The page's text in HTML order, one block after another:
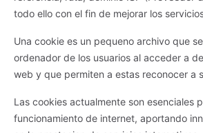
todo ello con el fin de mejorar los
Una cookie es un pequeno archivo que
ordenador de los usuarios al acceder a
web y que permiten a estas reconocer a
Las cookies actualmente son esenciales
funcionamiento de internet, aportando